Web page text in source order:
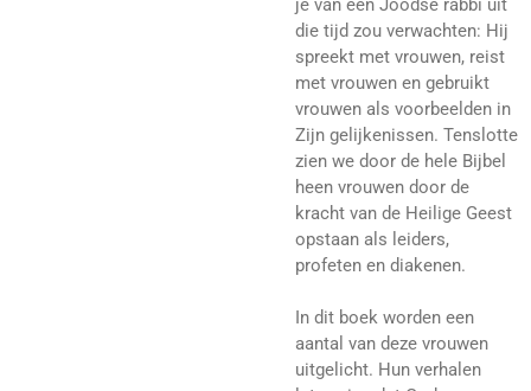
je van een Joodse rabbi uit
die tijd zou verwachten: Hij
spreekt met vrouwen, reist
met vrouwen en gebruikt
vrouwen als voorbeelden in
Zijn gelijkenissen. Tenslotte
zien we door de hele Bijbel
heen vrouwen door de
kracht van de Heilige Geest
opstaan als leiders,
profeten en diakenen.
In dit boek worden een
aantal van deze vrouwen
uitgelicht. Hun verhalen